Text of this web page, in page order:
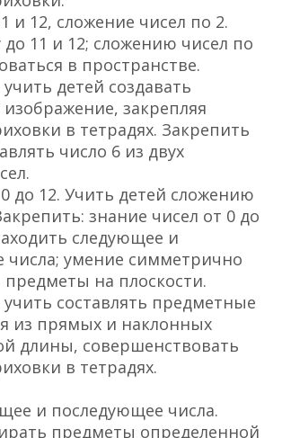
и 12, сложение чисел по 2.
до 11 и 12; сложению чисел по
в пространстве.
детей создавать
закрепляя
в тетрадях. Закрепить
число 6 из двух
до 12. Учить детей сложению
знание чисел от 0 до
следующее и
числа; умение симметрично
предметы на плоскости.
составлять предметные
из прямых и наклонных
длины, совершенствовать
в тетрадях.
и последующее числа.
предметы определенной